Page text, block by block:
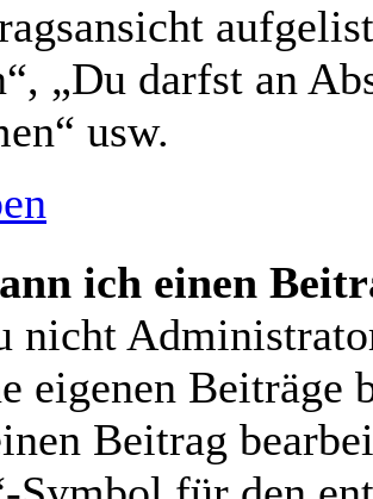
„Du darfst an
usw.
ich einen
nicht
eigenen Beiträge
Beitrag